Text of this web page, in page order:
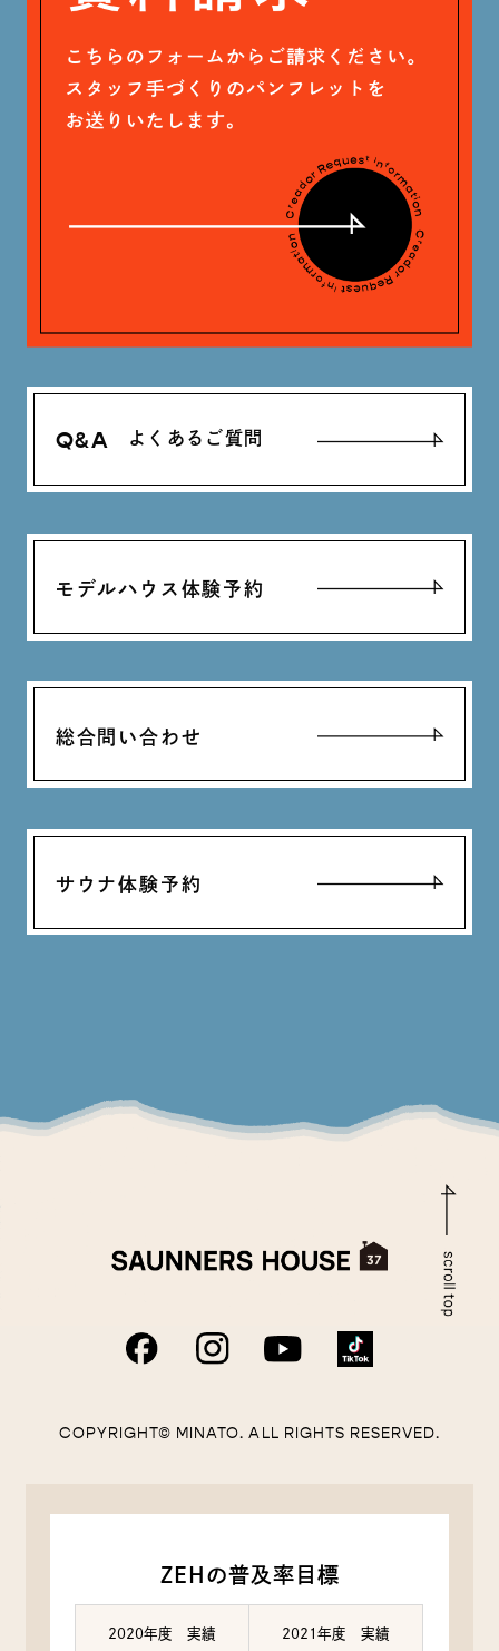
木村 珠梨音 (101)
神定 龍杜 (13)
Q&A よくあるご質問
モデルハウス体験予約
総合問い合わせ
サウナ体験予約
COPYRIGHT© MINATO. ALL RIGHTS RESERVED.
ZEHの普及率目標
2020年度 実績 2021年度 実績